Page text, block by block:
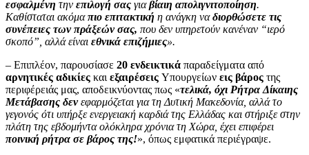
εσφαλμένη την επιλογή σας γιαβίαιη απολιγνιτοποίηση.
Καθίσταται ακόμαπιο επιτακτική η ανάγκη ναδιορθώσετε τις
συνέπειες των πράξεών σας, που δεν υπηρετούν κανέναν “ιερό
σκοπό”, αλλά είναι εθνικά επιζήμιες».
– Επιπλέον, παρουσίασε 20 ενδεικτικά παραδείγματα από
αρνητικές αδικίες και εξαιρέσεις Υπουργείων εις βάρος της
περιφέρειάς μας, αποδεικνύοντας πως «τελικά, όχι Ρήτρα Δίκαιης
Μετάβασης δενεφαρμόζεται για τη Δυτική Μακεδονία, αλλά το
γεγονός ότι υπήρξε ενεργειακή καρδιά της Ελλάδας και στήριξε στην
πλάτη της εβδομήντα ολόκληρα χρόνια τη Χώρα, έχει επιφέρει
ποινική ρήτρα σε βάρος της!», όπως εμφατικά περιέγραψε.